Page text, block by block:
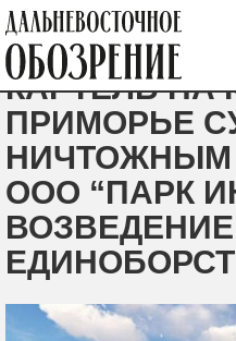
КАРТЕЛЬ НА
ПРИМОРЬЕ
НИЧТОЖНЫМ
ООО “ПАРК